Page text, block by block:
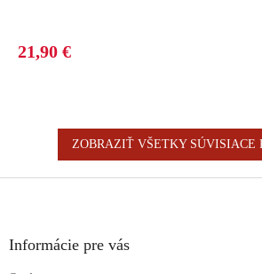
21,90 €
ZOBRAZIŤ VŠETKY SÚVISIACE
Informácie pre vás